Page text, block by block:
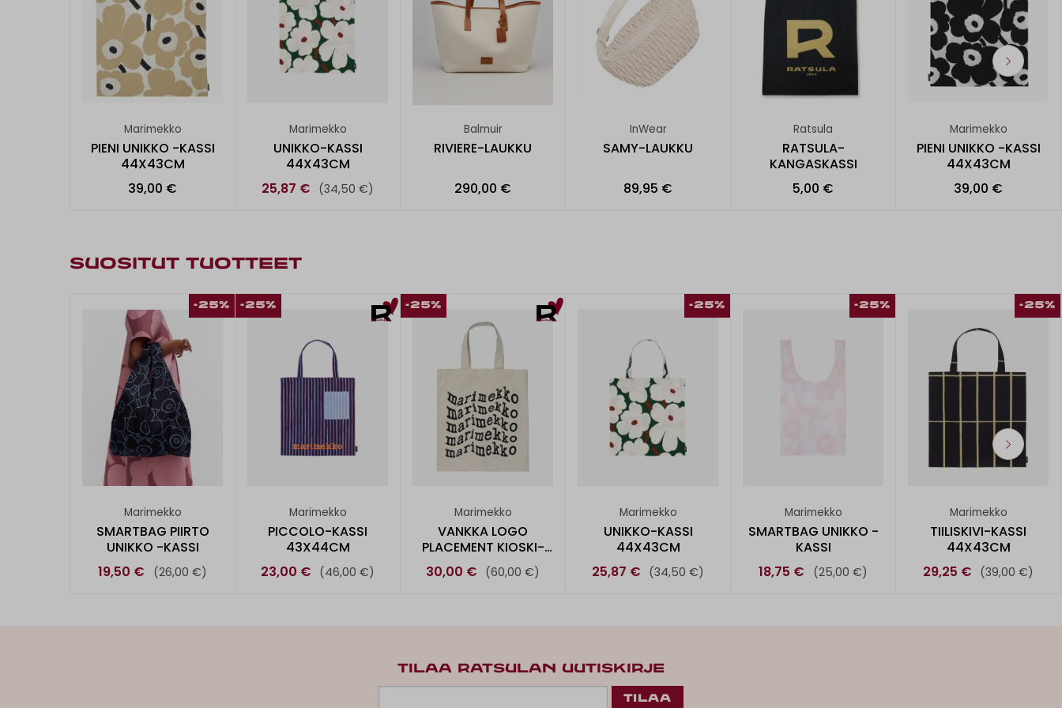
Marimekko
PIENI UNIKKO -KASSI
44X43CM
39,00 €
Marimekko
UNIKKO-KASSI
44X43CM
25,87 € (34,50 €)
Balmuir
RIVIERE-LAUKKU
290,00 €
InWear
SAMY-LAUKKU
89,95 €
Ratsula
RATSULA-
KANGASKASSI
5,00 €
Marimekko
PIENI UNIKKO -KASSI
44X43CM
39,00 €
SUOSITUT TUOTTEET
-25%
Marimekko
SMARTBAG PIIRTO
UNIKKO -KASSI
19,50 €
(26,00 €)
-25%
Marimekko
PICCOLO-KASSI
43X44CM
23,00 € (46,00 €)
-25%
Marimekko
VANKKA LOGO
PLACEMENT KIOSKI-
LAUKKU
30,00 € (60,00 €)
-25%
Marimekko
UNIKKO-KASSI
44X43CM
25,87 € (34,50 €)
-25%
Marimekko
SMARTBAG UNIKKO -
KASSI
18,75 €
(25,00 €)
-25%
Marimekko
TIILISKIVI-KASSI
44X43CM
29,25 € (39,00 €)
TILAA RATSULAN UUTISKIRJE